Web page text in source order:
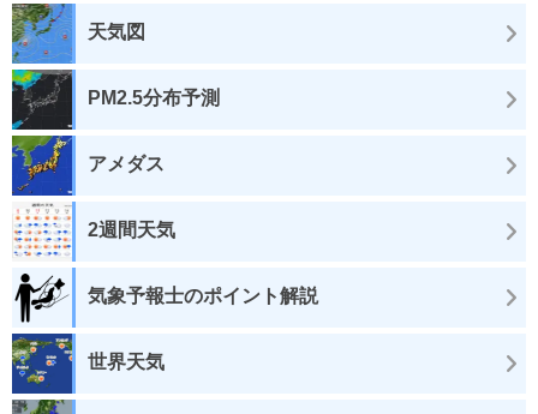
天気図
PM2.5分布予測
アメダス
2週間天気
気象予報士のポイント解説
世界天気